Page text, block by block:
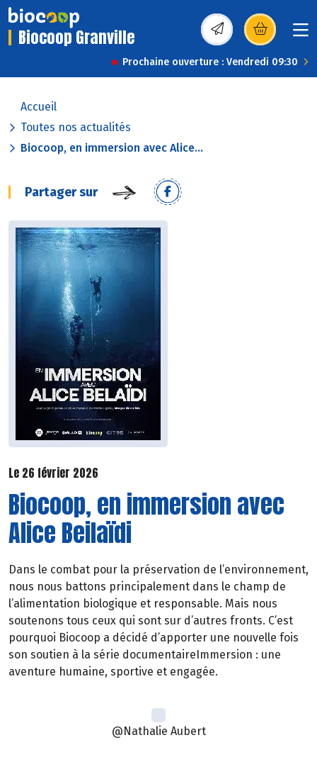
Biocoop Granville (s’ouvre dans une
Prochaine ouverture : Vendredi 09:30
Accueil
Toutes nos actualités
Biocoop, en immersion avec Alice...
Partager sur
Le 26 février 2026
Biocoop, en immersion avec
Alice Beilaïdi
Dans le combat pour la préservation de l’environnement,
nous nous battons principalement dans le champ de
l’alimentation biologique et responsable. Mais nous
soutenons tous ceux qui sont sur d’autres fronts. C’est
pourquoi Biocoop a décidé d’apporter une nouvelle fois
son soutien à la série documentaireImmersion : une
aventure humaine, sportive et engagée.
@Nathalie Aubert